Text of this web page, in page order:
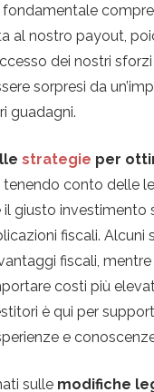
fondamentale
al nostro payout,
dei nostri sforzi
sorpresi da
guadagni.
strategie per
tenendo conto delle
il giusto investimento
fiscali. Alcuni
fiscali, mentre
costi più
è qui per
e
sulle modifiche